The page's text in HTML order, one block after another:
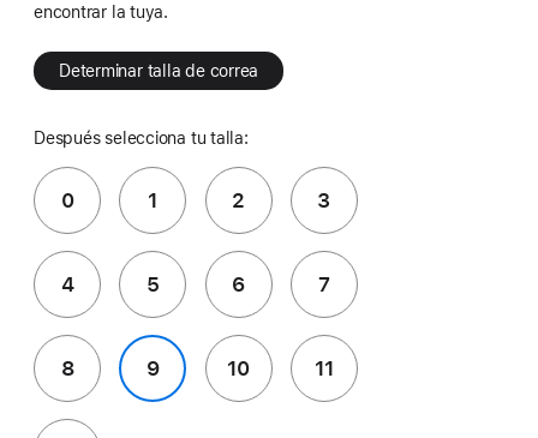
encontrar la tuya.
Determinar talla de correa
Después selecciona tu talla:
0 1 2 3
4 5 6 7
8 9 10 11